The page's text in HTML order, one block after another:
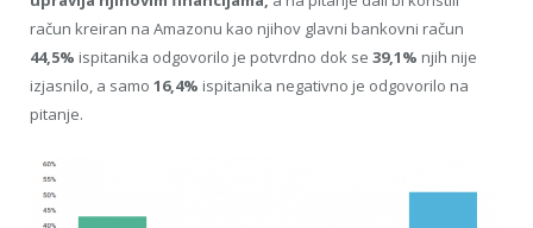
račun kreiran na Amazonu kao njihov glavni bankovni račun
44,5% ispitanika odgovorilo je potvrdno dok se 39,1% njih nije
izjasnilo, a samo 16,4% ispitanika negativno je odgovorilo na
pitanje.